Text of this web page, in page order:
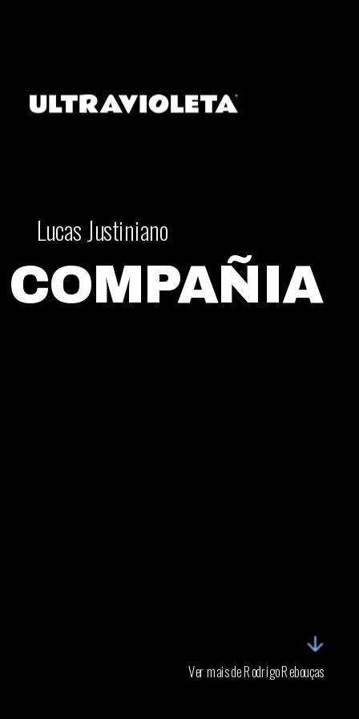
Lucas Justiniano
COMPAÑIA
Ver mais de Rodrigo Rebouças